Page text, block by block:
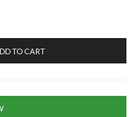
TO CART